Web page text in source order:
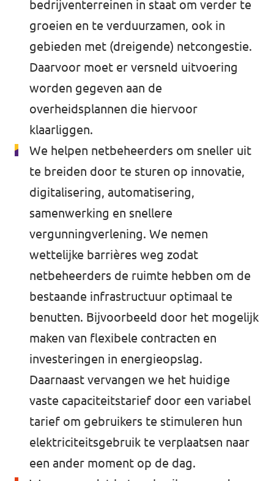
bedrijventerreinen in staat om verder te
groeien en te verduurzamen, ook in
gebieden met (dreigende) netcongestie.
Daarvoor moet er versneld uitvoering
worden gegeven aan de
overheidsplannen die hiervoor
klaarliggen.
We helpen netbeheerders om sneller uit
te breiden door te sturen op innovatie,
digitalisering, automatisering,
samenwerking en snellere
vergunningverlening. We nemen
wettelijke barrières weg zodat
netbeheerders de ruimte hebben om de
bestaande infrastructuur optimaal te
benutten. Bijvoorbeeld door het mogelijk
maken van flexibele contracten en
investeringen in energieopslag.
Daarnaast vervangen we het huidige
vaste capaciteitstarief door een variabel
tarief om gebruikers te stimuleren hun
elektriciteitsgebruik te verplaatsen naar
een ander moment op de dag.